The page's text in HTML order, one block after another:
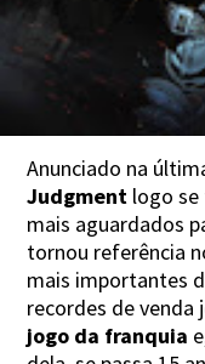
Anunciado na
Judgment logo
mais aguardados
tornou referência
mais importantes
recordes de
jogo da franquia